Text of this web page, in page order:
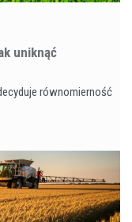
uniknąć
równomierność